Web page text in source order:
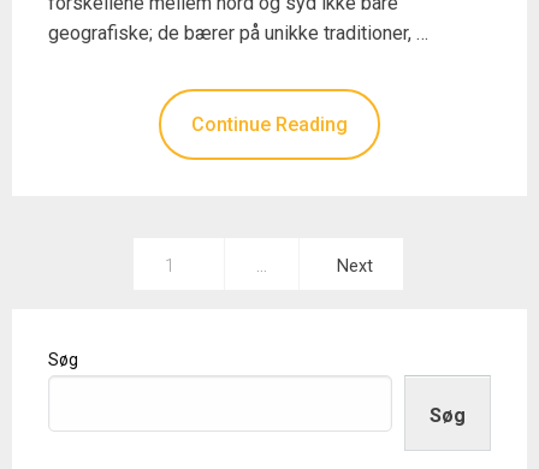
geografiske; de bærer på unikke traditioner, …
Continue Reading
Indlægsinddeling
1 … Next
Søg
Søg